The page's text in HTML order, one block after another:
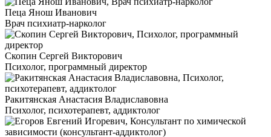
Пеца Янош Иванович
Врач психиатр-нарколог
Скопин Сергей Викторович
Психолог, программный директор
Ракитянская Анастасия Владиславовна
Психолог, психотерапевт, аддиктолог